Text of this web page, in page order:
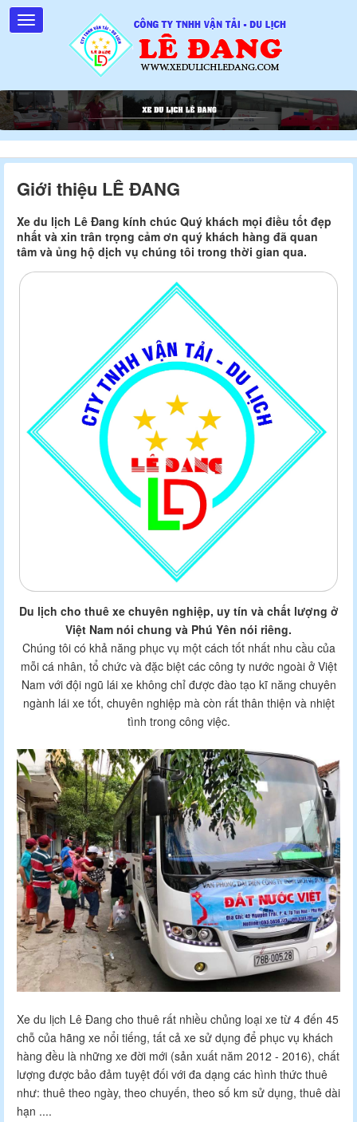
Giới thiệu LÊ ĐANG
Xe du lịch Lê Đang kính chúc Quý khách mọi điều tốt đẹp
nhất và xin trân trọng cảm ơn quý khách hàng đã quan
tâm và ủng hộ dịch vụ chúng tôi trong thời gian qua.
Du lịch cho thuê xe chuyên nghiệp, uy tín và chất lượng ở
Việt Nam nói chung và Phú Yên nói riêng.
Chúng tôi có khả năng phục vụ một cách tốt nhất nhu cầu của
mỗi cá nhân, tổ chức và đặc biệt các công ty nước ngoài ở Việt
Nam với đội ngũ lái xe không chỉ được đào tạo kĩ năng chuyên
ngành lái xe tốt, chuyên nghiệp mà còn rất thân thiện và nhiệt
tình trong công việc.
Xe du lịch Lê Đang cho thuê rất nhiều chủng loại xe từ 4 đến 45
chỗ của hãng xe nổi tiếng, tất cả xe sử dụng để phục vụ khách
hàng đều là những xe đời mới (sản xuất năm 2012 - 2016), chất
lượng được bảo đảm tuyệt đối với đa dạng các hình thức thuê
như: thuê theo ngày, theo chuyến, theo số km sử dụng, thuê dài
hạn ....